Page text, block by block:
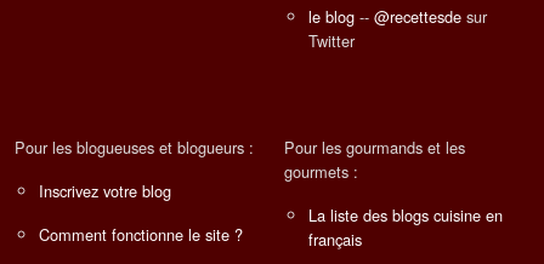
le blog -- @recettesde sur
Twitter
Pour les blogueuses et blogueurs :
Inscrivez votre blog
Comment fonctionne le site ?
Pour les gourmands et les
gourmets :
La liste des blogs cuisine en
français